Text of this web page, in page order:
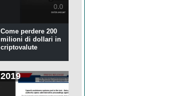
Come perdere 200
milioni di dollari in
criptovalute
2019